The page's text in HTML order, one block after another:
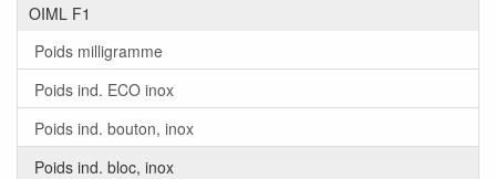
OIML F1
Poids milligramme
Poids ind. ECO inox
Poids ind. bouton, inox
Poids ind. bloc, inox